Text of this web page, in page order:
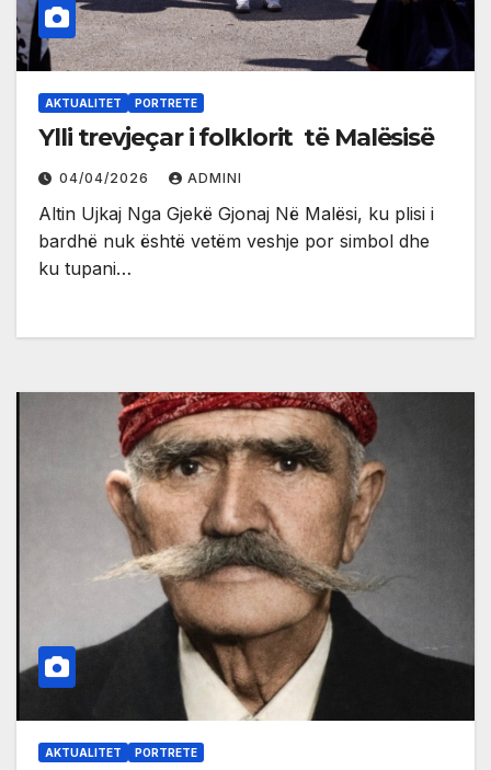
AKTUALITET PORTRETE
Ylli trevjeçar i folklorit të Malësisë
04/04/2026 ADMINI
Altin Ujkaj Nga Gjekë Gjonaj Në Malësi, ku plisi i
bardhë nuk është vetëm veshje por simbol dhe
ku tupani…
AKTUALITET PORTRETE